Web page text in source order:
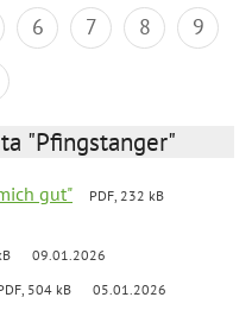
6 7 8
9
"Pfingstanger"
gut"
PDF, 232 kB
09.01.2026
504 kB 05.01.2026